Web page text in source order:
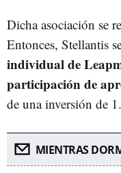
Dicha asociación se
Entonces, Stellantis
individual de
participación de
de una inversión de
MIENTRAS